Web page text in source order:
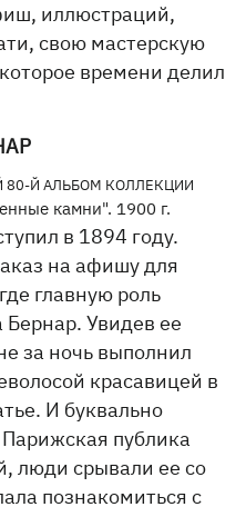
иллюстраций,
свою мастерскую
времени делил
камни". 1900 г.
в 1894 году.
на афишу для
главную роль
Бернар. Увидев ее
за ночь выполнил
красавицей в
И буквально
публика
люди срывали ее со
познакомиться с